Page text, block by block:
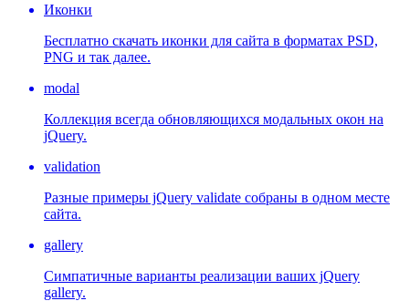
Иконки
Бесплатно скачать иконки для сайта в форматах PSD,
PNG и так далее.
modal
Коллекция всегда обновляющихся модальных окон на
jQuery.
validation
Разные примеры jQuery validate собраны в одном месте
сайта.
gallery
Симпатичные варианты реализации ваших jQuery
gallery.